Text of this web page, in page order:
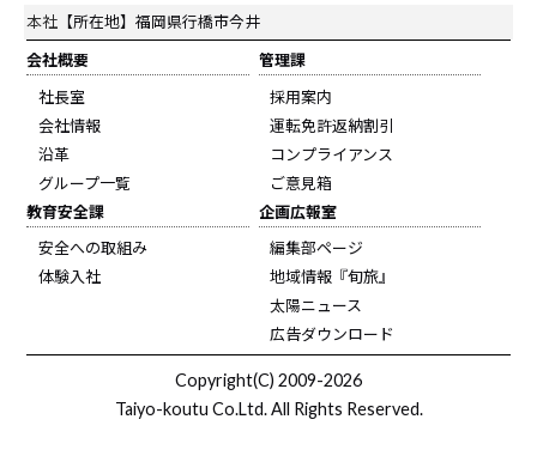
本社 【所在地】福岡県行橋市今井
会社概要
社長室
会社情報
沿革
グループ一覧
管理課
採用案内
運転免許返納割引
コンプライアンス
ご意見箱
教育安全課
安全への取組み
体験入社
企画広報室
編集部ページ
地域情報『旬旅』
太陽ニュース
広告ダウンロード
Copyright(C) 2009-2026
Taiyo-koutu Co.Ltd. All Rights Reserved.